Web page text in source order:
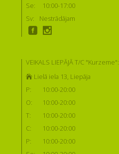
Se:
10:00-17:00
Sv:
Nestrādājam
VEIKALS LIEPĀJĀ T/C "Kurzeme":
Lielā iela 13, Liepāja
P:
10:00-20:00
O:
10:00-20:00
T:
10:00-20:00
C:
10:00-20:00
P:
10:00-20:00